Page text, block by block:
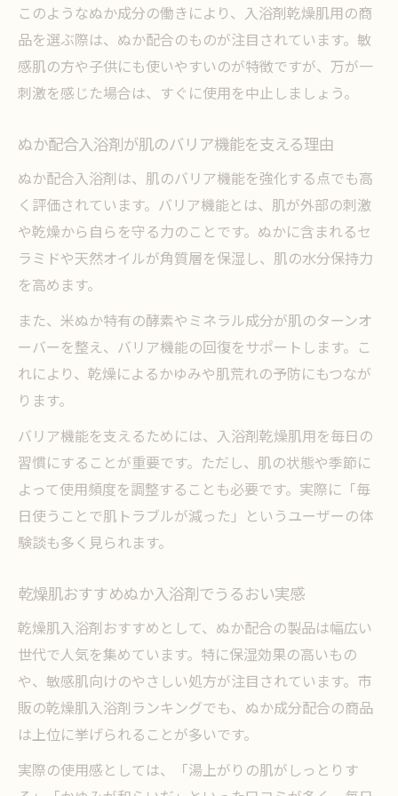
ぬか配合入浴剤で続けるしっとりケア習慣
ぬか入浴剤を選ぶ際の痒み対策ポイント
痒みを防ぐぬか配合入浴剤の成分チェック
法
敏感肌向けぬか入浴剤の安全な選び方とは
ぬか入浴剤で痒みを抑えたい方の注意点
乾燥肌で痒みが気になる人にぬか入浴剤の
勧め
このようなぬか成分の働きにより、入浴剤乾燥肌用の商
品を選ぶ際は、ぬか配合のものが注目されています。敏
感肌の方や子供にも使いやすいのが特徴ですが、万が一
刺激を感じた場合は、すぐに使用を中止しましょう。
ぬか配合入浴剤が肌のバリア機能を支える理由
ぬか配合入浴剤は、肌のバリア機能を強化する点でも高
く評価されています。バリア機能とは、肌が外部の刺激
や乾燥から自らを守る力のことです。ぬかに含まれるセ
ラミドや天然オイルが角質層を保湿し、肌の水分保持力
を高めます。
また、米ぬか特有の酵素やミネラル成分が肌のターンオ
ーバーを整え、バリア機能の回復をサポートします。こ
れにより、乾燥によるかゆみや肌荒れの予防にもつなが
ります。
バリア機能を支えるためには、入浴剤乾燥肌用を毎日の
習慣にすることが重要です。ただし、肌の状態や季節に
よって使用頻度を調整することも必要です。実際に「毎
日使うことで肌トラブルが減った」というユーザーの体
験談も多く見られます。
乾燥肌おすすめぬか入浴剤でうるおい実感
乾燥肌入浴剤おすすめとして、ぬか配合の製品は幅広い
世代で人気を集めています。特に保湿効果の高いもの
や、敏感肌向けのやさしい処方が注目されています。市
販の乾燥肌入浴剤ランキングでも、ぬか成分配合の商品
は上位に挙げられることが多いです。
実際の使用感としては、「湯上がりの肌がしっとりす